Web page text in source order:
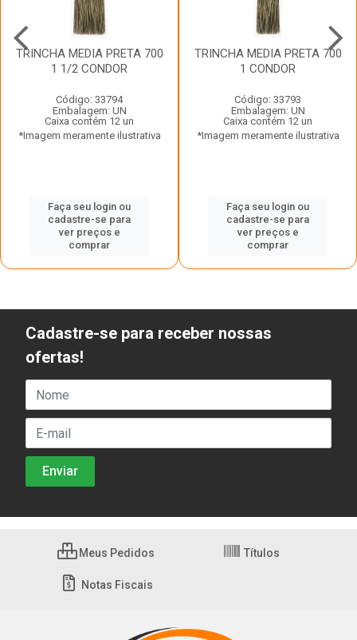
TRINCHA MEDIA PRETA 700
1 1/2 CONDOR
Código: 33794
Embalagem: UN
Caixa contém 12 un
*Imagem meramente ilustrativa
Faça seu login ou
cadastre-se para
ver preços e
comprar
TRINCHA MEDIA PRETA 700
1 CONDOR
Código: 33793
Embalagem: UN
Caixa contém 12 un
*Imagem meramente ilustrativa
Faça seu login ou
cadastre-se para
ver preços e
comprar
Cadastre-se para receber nossas
ofertas!
Meus Pedidos Títulos
Notas Fiscais